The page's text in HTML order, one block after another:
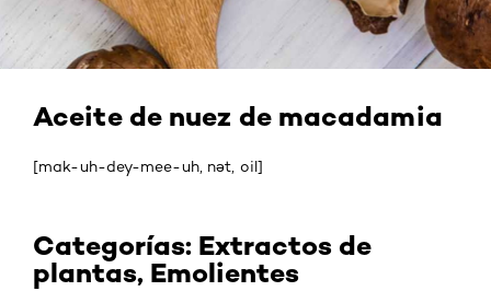
Aceite de nuez de macadamia
[mak-uh-dey-mee-uh, nət, oil]
Categorías: Extractos de
plantas, Emolientes